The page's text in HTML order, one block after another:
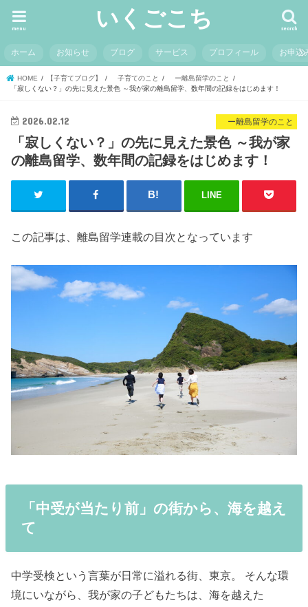
いくごこち search
menu
ホーム お知らせ ブログ サービス プロフィール お申込
HOME 【子育てブログ】 子育てのこと
ー離島留学のこと
「寂しくない？」の先に見えた景色 ～我が家の離島留学、数年間の記録をはじめます！
ー離島留学のこと
2026.02.12
「寂しくない？」の先に見えた景色 ～我が家
の離島留学、数年間の記録をはじめます！
LINE
この記事は、離島留学連載の目次となっています
「中受が当たり前」の街から、海を越え
て
中学受検という言葉が日常に溢れる街、東京。 そんな環
境にいながら、我が家の子どもたちは、海を越えた